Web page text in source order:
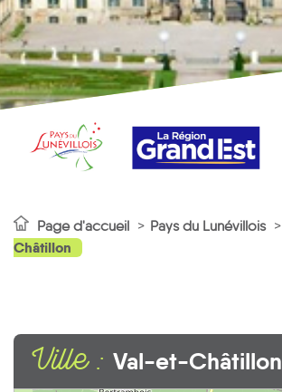
Page d'accueil Pays du Lunévillois
Châtillon
Ville : Val-et-Châtillon